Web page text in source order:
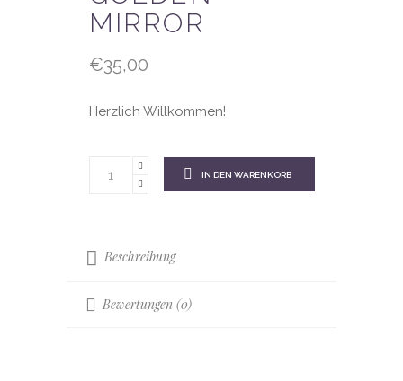
MIRROR
€35,00
Herzlich Willkommen!
IN DEN WARENKORB
Beschreibung
Bewertungen (0)